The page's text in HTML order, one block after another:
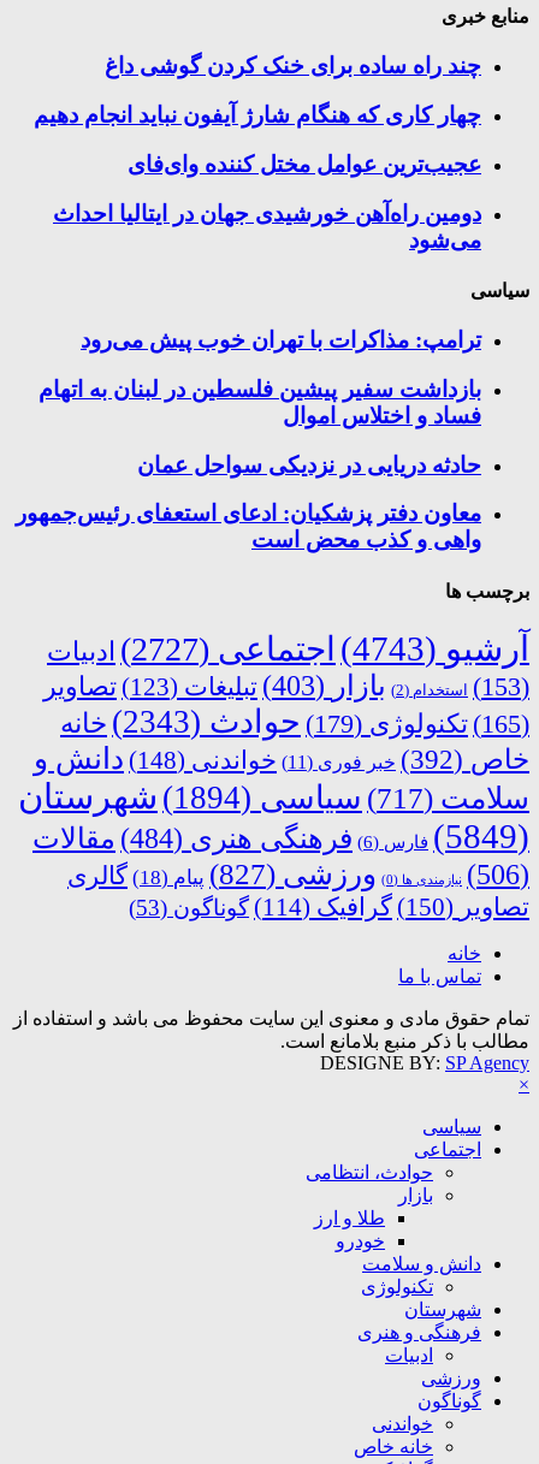
منابع خبری
چند راه‌ ساده برای خنک کردن گوشی داغ
چهار کاری که هنگام شارژ آیفون نباید انجام دهیم
عجیب‌ترین عوامل مختل کننده وای‌فای
دومین راه‌آهن خورشیدی جهان در ایتالیا احداث
می‌شود
سیاسی
ترامپ: مذاکرات با تهران خوب پیش می‌رود
بازداشت سفیر پیشین فلسطین در لبنان به اتهام
فساد و اختلاس اموال
حادثه دریایی در نزدیکی سواحل عمان
معاون دفتر پزشکیان: ادعای استعفای رئیس‌جمهور
واهی و کذب محض است
برچسب ها
آرشیو (4743) اجتماعی (2727)
ادبیات
(153)
استخدام (2) بازار (403) تبلیغات (123)
تصاویر
(165)
تکنولوژی (179) حوادث (2343)
خانه
خاص (392) خبر فوری (11) خواندنی (148)
دانش و
سلامت (717) سیاسی (1894)
شهرستان
(5849)
فارس (6) فرهنگی هنری (484)
مقالات
(506)
نیازمندی ها (0) ورزشی (827) پیام (18)
گالری
تصاویر (150) گرافیک (114) گوناگون (53)
خانه
تماس با ما
تمام حقوق مادی و معنوی این سایت محفوظ می باشد و استفاده از
مطالب با ذکر منبع بلامانع است.
DESIGNE BY: SP Agency
×
سیاسی
اجتماعی
حوادث، انتظامی
بازار
طلا و ارز
خودرو
دانش و سلامت
تکنولوژی
شهرستان
فرهنگی و هنری
ادبیات
ورزشی
گوناگون
خواندنی
خانه خاص